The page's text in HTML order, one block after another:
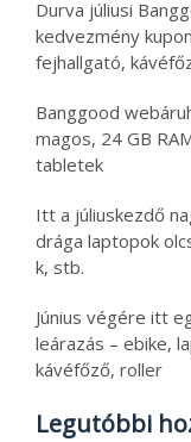
Durva júliusi
kedvezmény
fejhallgató,
Banggood
magos, 24 GB
tabletek
Itt a júliuskezdő
drága laptopok
k, stb.
Június végére itt
leárazás – ebike,
kávéfőző, roller
Legutóbbi